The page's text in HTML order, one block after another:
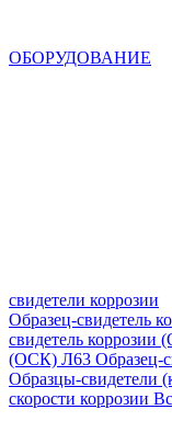
ОБОРУДОВАНИЕ
свидетели коррозии
Образец-свидетель
свидетель
(ОСК) Л63 Образец-
Образцы-свидетели
скорости коррозии